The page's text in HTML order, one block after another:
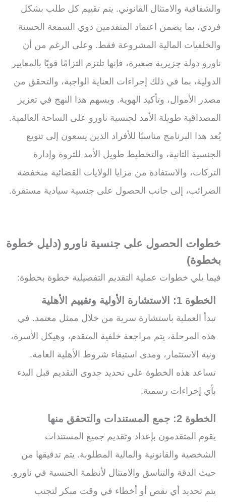
والشفافية والامتثال القانوني. يتم تقييم كل طلب بشكل
فردي، بما يضمن اعتماد المتقدمين ذوي السمعة الحسنة
والخلفيات المالية المشروعة فقط. وعلى الرغم من أن
ناورو دولة جزيرية صغيرة، فإنها تلتزم التزامًا قويًا بالمعايير
الدولية، بما في ذلك إجراءات العناية الواجبة، والتحقق من
مصدر الأموال، وتأكيد الهوية. ويسهم هذا النهج في تعزيز
المصداقية طويلة الأمد لجنسية ناورو على الساحة العالمية.
يُعد هذا البرنامج مناسبًا للأفراد الذين يسعون إلى تنويع
الجنسية الثانية، والتخطيط طويل الأمد للثروة وإدارة
التركات، والاستفادة من مزايا الولايات القضائية منخفضة
الضرائب، إلى جانب الحصول على جنسية سيادية مستقرة.
خطوات الحصول على جنسية ناورو (دليل خطوة
بخطوة)
فيما يلي خطوات عملية التقديم التفصيلية خطوة بخطوة:
الخطوة 1: الاستشارة الأولية وتقييم الأهلية
تبدأ العملية باستشارة سرية من خلال ممثل معتمد. في
هذه المرحلة، يتم مراجعة خلفية المتقدم، وهيكل الأسرة،
ونية الاستثمار، ومدى استيفاء شروط الأهلية العامة.
تساعد هذه الخطوة على تحديد جدوى التقديم قبل البدء
بأي إجراءات رسمية.
الخطوة 2: جمع المستندات والتحقق منها
يقوم المتقدمون بإعداد وتقديم جميع المستندات
الشخصية والقانونية والمالية المطلوبة. يتم تدقيقها من
حيث الدقة والتناسق والامتثال لأنظمة الجنسية في ناورو.
يتم تحديد أي نقص أو أخطاء في وقت مبكر لتجنب